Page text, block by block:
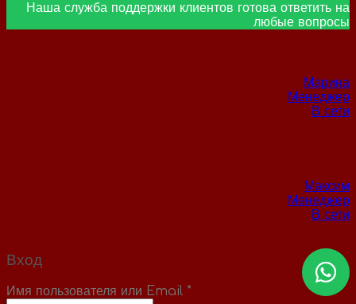
Наша служба поддержки клиентов готова ответить на
любые вопросы
Марина
Менеджер
В сети
Максим
Менеджер
В сети
Вход
Имя пользователя или Email *